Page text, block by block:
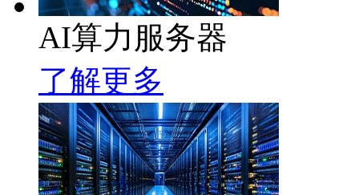
AI算力服务器
了解更多